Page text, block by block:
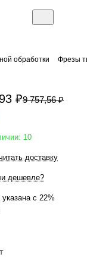
обработки Фрезы
₽9 757,56 ₽
10
доставку
дешевле?
указана с 22%